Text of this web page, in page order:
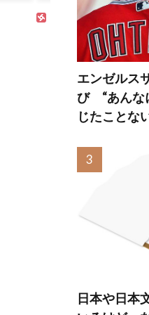
エンゼルス
び “あんな
じたことな
日本や日本